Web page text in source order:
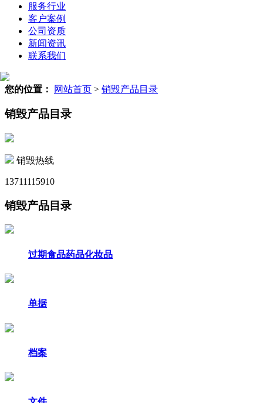
服务行业
客户案例
公司资质
新闻资讯
联系我们
您的位置： 网站首页 > 销毁产品目录
销毁产品目录
销毁热线
13711115910
销毁产品目录
过期食品药品化妆品
单据
档案